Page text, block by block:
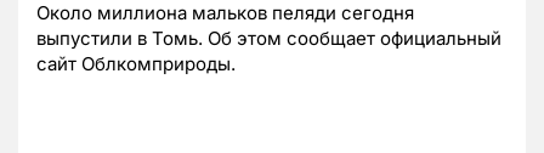
Около миллиона мальков пеляди сегодня
выпустили в Томь. Об этом сообщает официальный
сайт Облкомприроды.